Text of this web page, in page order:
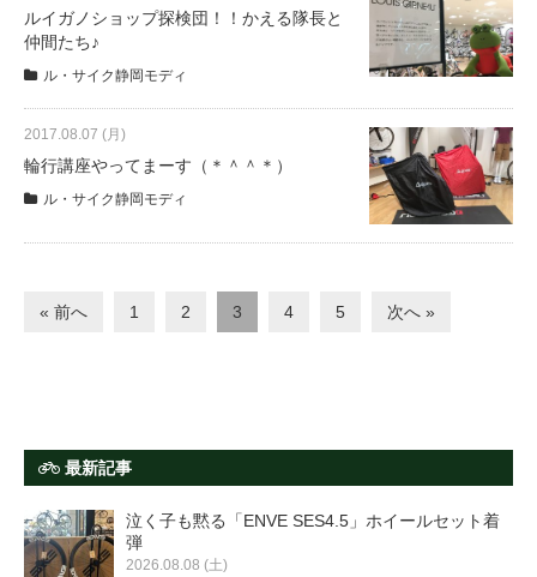
ルイガノショップ探検団！！かえる隊長と
仲間たち♪
ル・サイク静岡モディ
2017.08.07 (月)
輪行講座やってまーす（＊＾＾＊）
ル・サイク静岡モディ
« 前へ 1 2 3 4 5 次へ »
最新記事
泣く子も黙る「ENVE SES4.5」ホイールセット着
弾
2026.08.08 (土)